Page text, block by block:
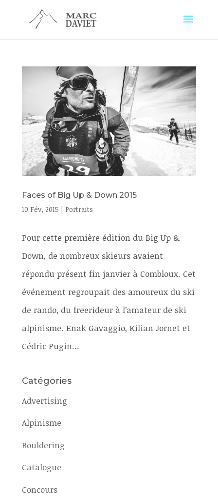
Faces of Big Up & Down 2015
10 Fév, 2015 | Portraits
Pour cette première édition du Big Up &
Down, de nombreux skieurs avaient
répondu présent fin janvier à Combloux. Cet
événement regroupait des amoureux du ski
de rando, du freerideur à l’amateur de ski
alpinisme. Enak Gavaggio, Kilian Jornet et
Cédric Pugin...
Catégories
Advertising
Alpinisme
Bouldering
Catalogue
Concours